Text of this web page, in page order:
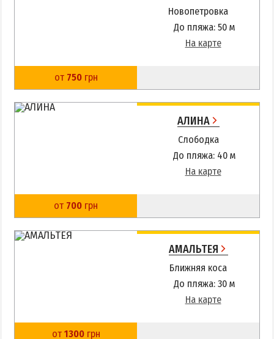
Новопетровка
До пляжа: 50 м
На карте
от 750грн
АЛИНА
Слободка
До пляжа: 40 м
На карте
от 700 грн
АМАЛЬТЕЯ
Ближняя коса
До пляжа: 30 м
На карте
от 1300грн